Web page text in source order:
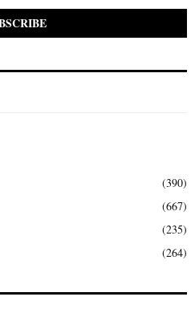
(390)
(667)
(235)
(264)